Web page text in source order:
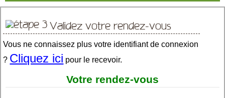
Validez votre rendez-vous
Vous ne connaissez plus votre identifiant de connexion
? Cliquez ici pour le recevoir.
Votre rendez-vous